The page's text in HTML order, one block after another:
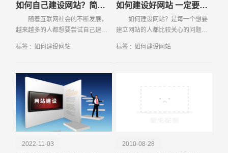
如何自己建设网站？简单几步轻松搞定
随着互联网社会的不断发展，
越来越多的人都想要尝试自己建设
常简单的，有人是想尝试新鲜事
标签 : 如何建设网站
如何建设好网站 一定要做好这些
如何建设网站？是每一个想要
建立网站的人都比较关心的问题，
专业性，所以需要专业的网站建设
标签 : 如何建设网站
2022-11-03 2010-08-28